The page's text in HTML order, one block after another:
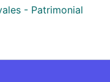
- Patrimonial